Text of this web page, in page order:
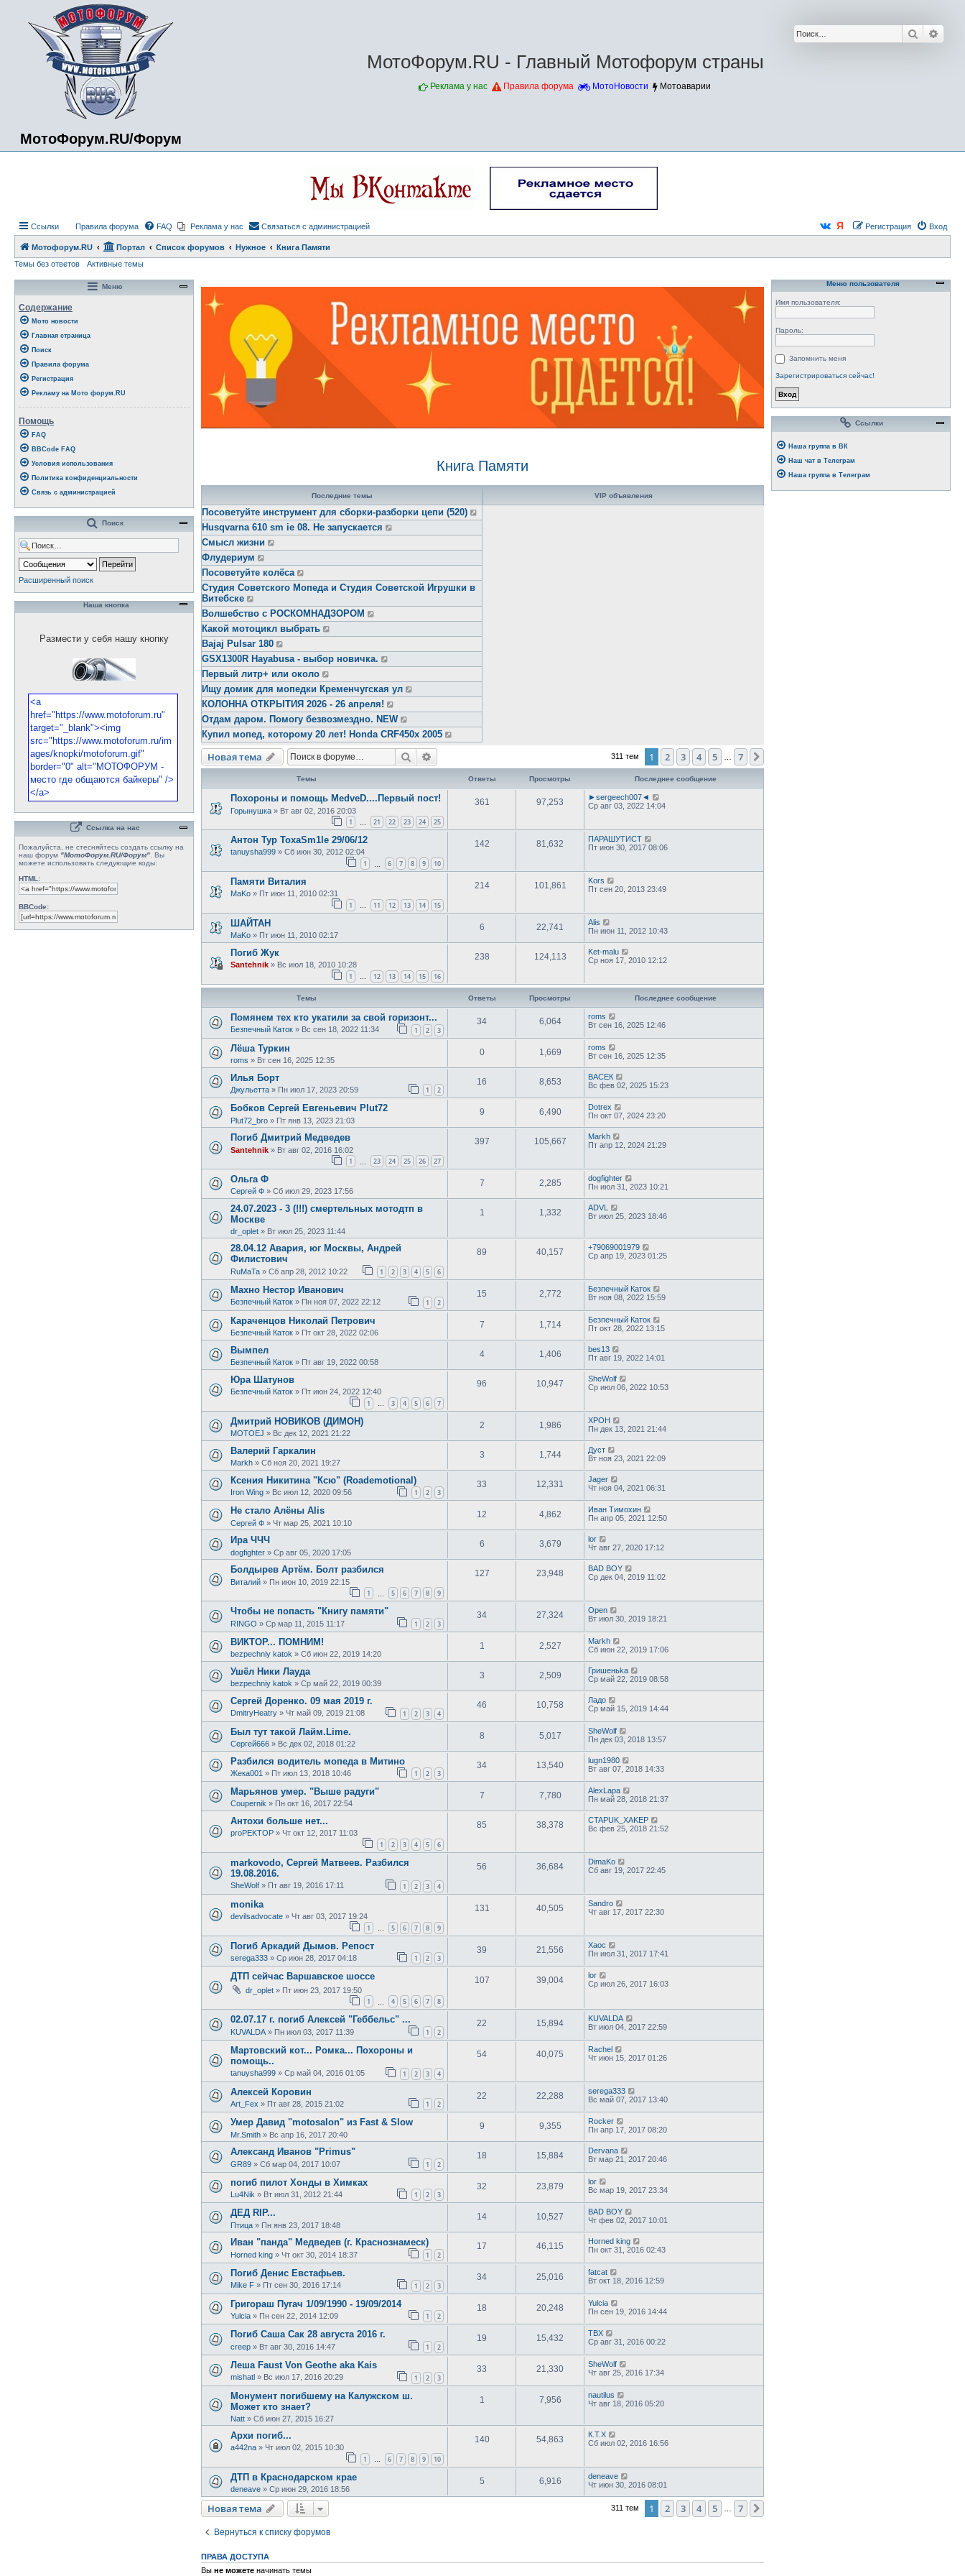
МотоФорум.RU/Форум
Поиск
МотоФорум.RU - Главный Мотофорум страны
Реклама у нас Правила форума МотоНовости Мотоаварии
Ссылки Правила форума FAQ Реклама у нас Связаться с администрацией Вход
Регистрация
Мотофорум.RU Портал Список форумов Нужное
Книга Памяти
Темы без ответов
Активные темы
Книга Памяти
Последние темы
Посоветуйте инструмент для сборки-разборки цепи (520)
Husqvarna 610 sm ie 08. Не запускается
Смысл жизни
Флудериум
Посоветуйте колёса
Студия Советского Мопеда и Студия Советской Игрушки в
Витебске
Волшебство с РОСКОМНАДЗОРОМ
Какой мотоцикл выбрать
Bajaj Pulsar 180
GSX1300R Hayabusa - выбор новичка.
Первый литр+ или около
Ищу домик для мопедки Кременчугская ул
КОЛОННА ОТКРЫТИЯ 2026 - 26 апреля!
Отдам даром. Помогу безвозмездно. NEW
Купил мопед, которому 20 лет! Honda CRF450x 2005
VIP объявления
Новая тема Поиск 311 тем 1 2 3 4 5 7
Темы Ответы Просмотры Последнее сообщение
Похороны и помощь MedveD....Первый пост!
Горынушка » Вт авг 02, 2016 20:03
1 21 22 23 24 25
361 97,253
►sergeech007◄
Ср авг 03, 2022 14:04
Антон Тур ToxaSm1le 29/06/12
tanuysha999 » Сб июн 30, 2012 02:04
1 6 7 8 9 10
142 81,632
ПАРАШУТИСТ
Пт июн 30, 2017 08:06
Памяти Виталия
MaKo » Пт июн 11, 2010 02:31
1 … 11 12 13 14 15
214 101,861
Kors
Пт сен 20, 2013 23:49
ШАЙТАН
MaKo » Пт июн 11, 2010 02:17
6 22,741
Alis
Пн июн 11, 2012 10:43
Погиб Жук
Santehnik » Вс июл 18, 2010 10:28
1 … 12 13 14 15 16
238 124,113
Ket-malu
Ср ноя 17, 2010 12:12
Темы Ответы Просмотры Последнее сообщение
Помянем тех кто укатили за свой горизонт...
Безпечный Каток » Вс сен 18, 2022 11:34 1 2 3
34 6,064
roms
Вт сен 16, 2025 12:46
Лёша Туркин
roms » Вт сен 16, 2025 12:35
0 1,669
roms
Вт сен 16, 2025 12:35
Илья Борт
Джульетта » Пн июл 17, 2023 20:59 1 2
16 8,653
ВАСЕК
Вс фев 02, 2025 15:23
Бобков Сергей Евгеньевич Plut72
Plut72_bro » Пт янв 13, 2023 21:03
9 6,490
Dotrex
Пн окт 07, 2024 23:20
Погиб Дмитрий Медведев
Santehnik » Вт авг 02, 2016 16:02
1 23 24 25 26 27
397 105,667
Markh
Пт апр 12, 2024 21:29
Ольга Ф
Сергей Ф » Сб июл 29, 2023 17:56
7 2,285
dogfighter
Пн июл 31, 2023 10:21
24.07.2023 - 3 (!!!) смертельных мотодтп в
Москве
dr_oplet » Вт июл 25, 2023 11:44
1 1,332
ADVL
Вт июл 25, 2023 18:46
28.04.12 Авария, юг Москвы, Андрей
Филистович
RuMaTa » Сб апр 28, 2012 10:22 1 2 3 4 5 6
89 40,157
+79069001979
Ср апр 19, 2023 01:25
Махно Нестор Иванович
Безпечный Каток » Пн ноя 07, 2022 22:12 1 2
15 2,772
Безпечный Каток
Вт ноя 08, 2022 15:59
Караченцов Николай Петрович
Безпечный Каток » Пт окт 28, 2022 02:06
7 1,714
Безпечный Каток
Пт окт 28, 2022 13:15
Вымпел
Безпечный Каток » Пт авг 19, 2022 00:58
4 1,406
bes13
Пт авг 19, 2022 14:01
Юра Шатунов
Безпечный Каток » Пт июн 24, 2022 12:40
1 … 3 4 5 6 7
96 10,947
SheWolf
Ср июл 06, 2022 10:53
Дмитрий НОВИКОВ (ДИМОН)
MOTOEJ » Вс дек 12, 2021 21:22
2 1,986
XPOH
Пн дек 13, 2021 21:44
Валерий Гаркалин
Markh » Сб ноя 20, 2021 19:27
3 1,744
Дуст
Вт ноя 23, 2021 22:09
Ксения Никитина "Ксю" (Roademotional)
Iron Wing » Вс июл 12, 2020 09:56 1 2 3
33 12,331
Jager
Чт ноя 04, 2021 06:31
Не стало Алёны Alis
Сергей Ф » Чт мар 25, 2021 10:10
12 4,862
Иван Тимохин
Пн апр 05, 2021 12:50
Ира ЧЧЧ
dogfighter » Ср авг 05, 2020 17:05
6 3,679
lor
Чт авг 27, 2020 17:12
Болдырев Артём. Болт разбился
Виталий » Пн июн 10, 2019 22:15
1 5 6 7 8 9
127 23,948
BAD BOY
Ср дек 04, 2019 11:02
Чтобы не попасть "Книгу памяти"
RINGO » Ср мар 11, 2015 11:17 1 2 3
34 27,324
Open
Вт июл 30, 2019 18:21
ВИКТОР... ПОМНИМ!
bezpechniy katok » Сб июн 22, 2019 14:20
1 2,527
Markh
Сб июн 22, 2019 17:06
Ушёл Ники Лауда
bezpechniy katok » Ср май 22, 2019 00:39
3 2,509
Гришеньka
Ср май 22, 2019 08:58
Сергей Доренко. 09 мая 2019 г.
DmitryHeatry » Чт май 09, 2019 21:08 1 2 3 4
46 10,758
Ладо
Ср май 15, 2019 14:44
Был тут такой Лайм.Lime.
Сергей666 » Вс дек 02, 2018 01:22
8 5,017
SheWolf
Пн дек 03, 2018 13:57
Разбился водитель мопеда в Митино
Жека001 » Пт июл 13, 2018 10:46 1 2 3
34 13,540
lugn1980
Вт авг 07, 2018 14:33
Марьянов умер. "Выше радуги"
Coupernik » Пн окт 16, 2017 22:54
7 7,780
AlexLapa
Пн май 28, 2018 21:37
Антохи больше нет...
proPEKTOP » Чт окт 12, 2017 11:03
1 2 3 4 5 6
85 38,378
CTAPUK_XAKEP
Вс фев 25, 2018 21:52
markovodo, Сергей Матвеев. Разбился
19.08.2016.
SheWolf » Пт авг 19, 2016 17:11 1 2 3 4
56 36,684
DimaKo
Сб авг 19, 2017 22:45
monika
devilsadvocate » Чт авг 03, 2017 19:24
1 … 5 6 7 8 9
131 40,505
Sandro
Чт авг 17, 2017 22:30
Погиб Аркадий Дымов. Репост
serega333 » Ср июн 28, 2017 04:18 1 2 3
39 21,556
Хаос
Пн июл 31, 2017 17:41
ДТП сейчас Варшавское шоссе
dr_oplet » Пт июн 23, 2017 19:50
1 4 5 6 7 8
107 39,004
lor
Ср июл 26, 2017 16:03
02.07.17 г. погиб Алексей "Геббельс" ...
KUVALDA » Пн июл 03, 2017 11:39 1 2
22 15,894
KUVALDA
Вт июл 04, 2017 22:59
Мартовский кот... Ромка... Похороны и
помощь..
tanuysha999 » Ср май 04, 2016 01:05 1 2 3 4
54 40,075
Rachel
Чт июн 15, 2017 01:26
Алексей Коровин
Art_Fex » Пт авг 28, 2015 21:02 1 2
22 22,288
serega333
Вс май 07, 2017 13:40
Умер Давид "motosalon" из Fast & Slow
Mr.Smith » Вс апр 16, 2017 20:40
9 9,355
Rocker
Пн апр 17, 2017 08:20
Александ Иванов "Primus"
GR89 » Сб мар 04, 2017 10:07 1 2
18 15,884
Dervana
Вт мар 21, 2017 20:46
погиб пилот Хонды в Химках
Lu4Nik » Вт июл 31, 2012 21:44 1 2 3
32 23,879
lor
Вс мар 19, 2017 23:34
ДЕД RIP...
Птица » Пн янв 23, 2017 18:48
14 10,527
BAD BOY
Чт фев 02, 2017 10:01
Иван "панда" Медведев (г. Краснознамеск)
Horned king » Чт окт 30, 2014 18:37 1 2
17 46,115
Horned king
Пн окт 31, 2016 02:43
Погиб Денис Евстафьев.
Mike F » Пт сен 30, 2016 17:14 1 2 3
34 25,016
fatcat
Вт окт 18, 2016 12:59
Григораш Пугач 1/09/1990 - 19/09/2014
Yulcia » Пн сен 22, 2014 12:09 1 2
18 20,248
Yulcia
Пн сен 19, 2016 14:44
Погиб Саша Сак 28 августа 2016 г.
creep » Вт авг 30, 2016 14:47 1 2
19 15,432
TBX
Ср авг 31, 2016 00:22
Леша Faust Von Geothe aka Kais
mishatl » Вс июл 17, 2016 20:29 1 2 3
33 21,330
SheWolf
Чт авг 25, 2016 17:34
Монумент погибшему на Калужском ш.
Может кто знает?
Natt » Сб июн 27, 2015 16:27
1 7,956
nautilus
Чт авг 18, 2016 05:20
Архи погиб...
a442na » Чт июл 02, 2015 10:30
1 … 6 7 8 9 10
140 54,863
К.Т.Х
Сб июл 02, 2016 16:56
ДТП в Краснодарском крае
deneave » Ср июн 29, 2016 18:56
5 6,916
deneave
Чт июн 30, 2016 08:01
Новая тема 311 тем 1 2 3 4 5 7
Вернуться к списку форумов
ПРАВА ДОСТУПА
Вы не можете начинать темы
Меню
Содержание
Мото новости
Главная страница
Поиск
Правила форума
Регистрация
Рекламу на Мото форум.RU
Помощь
FAQ
BBCode FAQ
Условия использования
Политика конфиденциальности
Связь с администрацией
Поиск
Расширенный поиск
Наша кнопка
Размести у себя нашу кнопку
Ссылка на нас
Пожалуйста, не стесняйтесь создать ссылку на
наш форум "МотоФорум.RU/Форум" . Вы
можете использовать следующие коды:
HTML:
BBCode:
Меню пользователя
Имя пользователя:
Пароль:
Запомнить меня
Зарегистрироваться сейчас!
Ссылки
Наша группа в ВК
Наш чат в Телеграм
Наша группа в Телеграм